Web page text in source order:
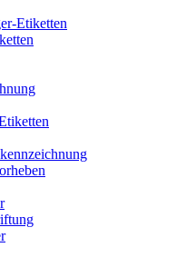
Etiketten